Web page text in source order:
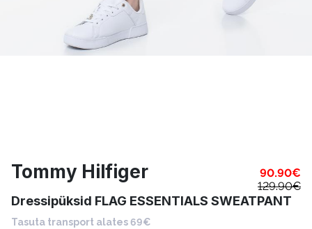
Tommy Hilfiger 90.90€
129.90€
Dressipüksid FLAG ESSENTIALS SWEATPANT
Tasuta transport alates 69€